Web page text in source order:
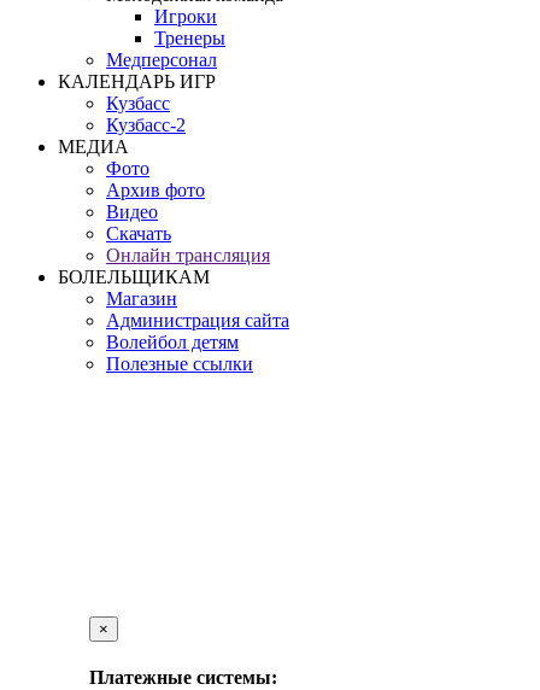
Игроки
Тренеры
Медперсонал
КАЛЕНДАРЬ ИГР
Кузбасс
Кузбасс-2
МЕДИА
Фото
Архив фото
Видео
Скачать
Онлайн трансляция
БОЛЕЛЬЩИКАМ
Магазин
Администрация сайта
Волейбол детям
Полезные ссылки
×
Платежные системы: